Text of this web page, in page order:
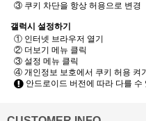
③ 쿠키 차단을 항상 허용으로 변경
갤럭시 설정하기
① 인터넷 브라우저 열기
② 더보기 메뉴 클릭
③ 설정 메뉴 클릭
④ 개인정보 보호에서 쿠키 허용 켜기
안드로이드 버전에 따라 다를 수